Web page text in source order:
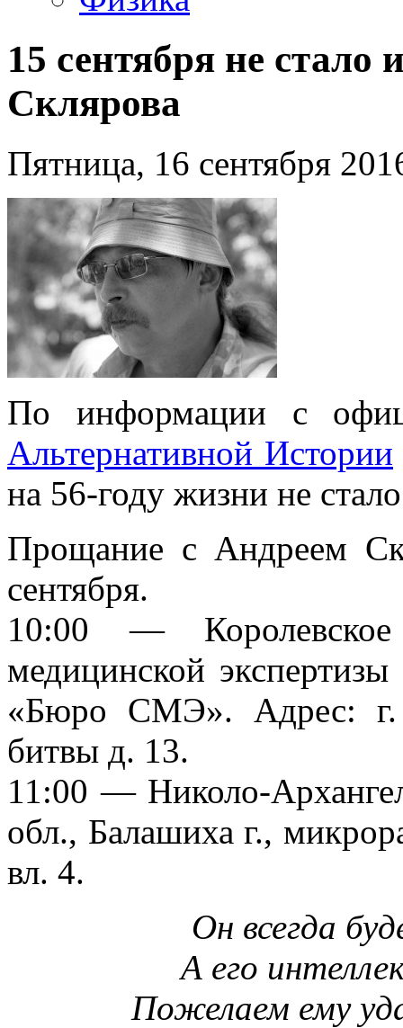
15 сентября не стало
Склярова
Пятница, 16 сентября
По информации с
Альтернативной Истории
на 56-году жизни не
Прощание с Андреем
сентября.
10:00 —
медицинской
«Бюро СМЭ». Адрес: г.
битвы д. 13.
11:00 — Николо-
обл., Балашиха г.,
вл. 4.
Он всегда
А его
Пожелаем ему